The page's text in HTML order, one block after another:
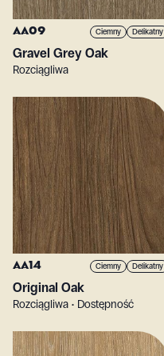
AA09 Ciemny Delikatny
Gravel Grey Oak
Rozciągliwa
AA14 Ciemny Delikatny
Original Oak
Rozciągliwa • Dostępność